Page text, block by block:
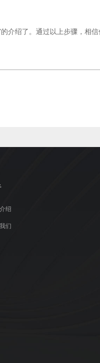
介绍了。通过以上步骤，相
绍
们